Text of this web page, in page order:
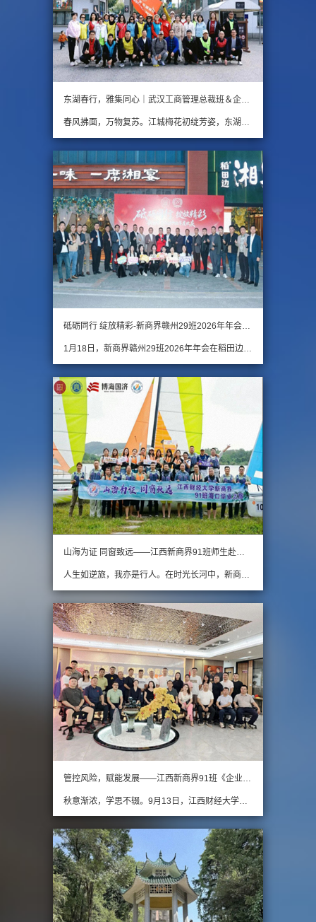
东湖春行，雅集同心｜武汉工商管理总裁班＆企业家国学班春日活动圆满落幕
春风拂面，万物复苏。江城梅花初绽芳姿，东湖碧波轻漾涟漪，3月7日，在国际妇女节来临之际，企业家国学人文班、工商管理总裁班的同学们，以一场别开生面的春日雅集，赴春光之约，叙同窗深情。3月7日，「春日雅集东湖徒步美学沙龙」于东湖之畔温情启幕。上午九时，东湖梨园…
砥砺同行 绽放精彩-新商界赣州29班2026年年会圆满举行
1月18日，新商界赣州29班2026年年会在稻田边湘宴温情启幕。29班全体同学、同学联谊会党支部书记易永老师，以及新商界赣州29班班主任刘艳老师齐聚一堂，在温馨热烈的氛围中度过了一段难忘的时光。 下午四点，同学们陆续抵达现场，签到后纷纷合影留念，用镜头定格相聚的美好…
山海为证 同窗致远——江西新商界91班师生赴海南毕业旅行